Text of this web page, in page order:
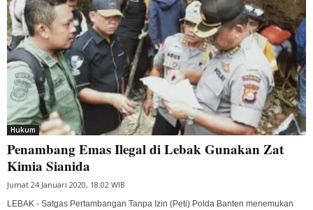
Hukum
Penambang Emas Ilegal di Lebak Gunakan Zat
Kimia Sianida
Jumat 24 Januari 2020, 18:02 WIB
LEBAK - Satgas Pertambangan Tanpa Izin (Peti) Polda Banten menemukan